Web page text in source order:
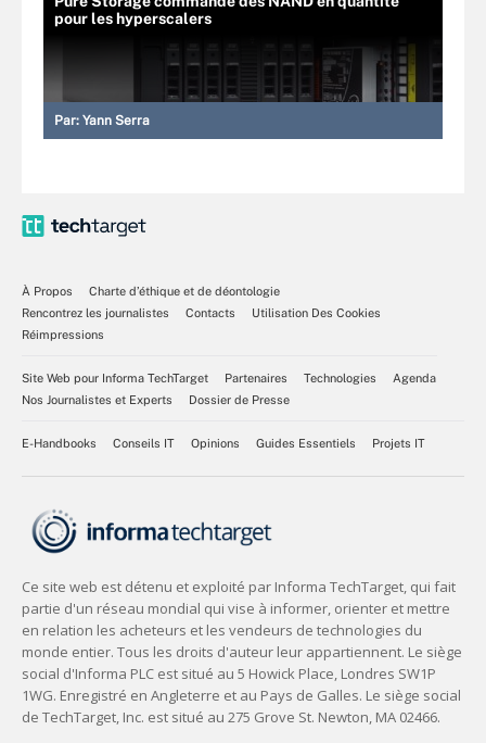
pour les hyperscalers
Par: Yann Serra
À Propos
Charte d’éthique et de déontologie
Rencontrez les journalistes
Contacts
Utilisation Des Cookies
Réimpressions
Site Web pour Informa TechTarget Partenaires Technologies
Agenda
Nos Journalistes et Experts
Dossier de Presse
E-Handbooks Conseils IT Opinions Guides Essentiels Projets IT